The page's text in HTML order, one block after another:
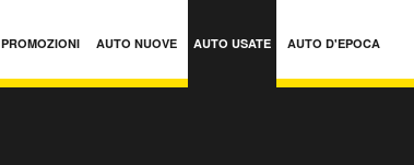
PROMOZIONI AUTO NUOVE AUTO USATE AUTO D'EPOCA